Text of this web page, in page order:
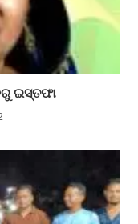
ଇସ୍ତଫା